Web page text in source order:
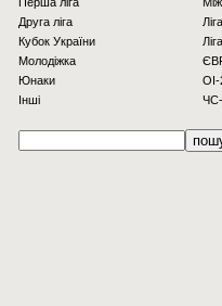
Друга ліга
Кубок України
Молодіжка
Юнаки
Інші
OI-